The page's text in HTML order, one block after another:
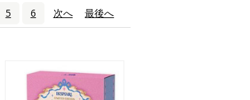
5 6 次へ 最後へ